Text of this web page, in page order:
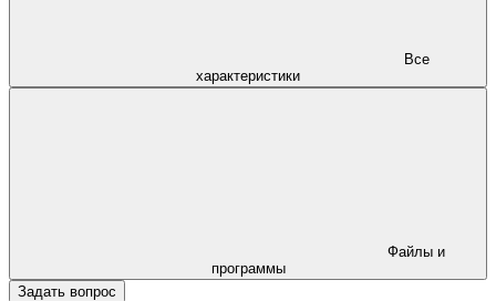
характеристики
программы
Задать вопрос